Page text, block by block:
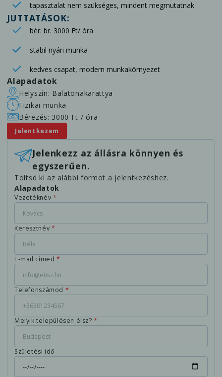
tapasztalat nem szükséges, mindent megmutatnak
JUTTATÁSOK:
bér: br. 3000 Ft/ óra
stabil nyári munka
kedves csapat, modern munkakörnyezet
Alapadatok
Helyszín: Balatonakarattya
Fizikai munka
Bérezés: 3000 Ft / óra
Jelentkezem
Jelenkezz az állásra könnyen és
egyszerűen.
Töltsd ki az alábbi formot a jelentkezéshez.
Alapadatok
Vezetéknév *
Keresztnév *
E-mail címed *
Telefonszámod *
Melyik településen élsz? *
Születési idő